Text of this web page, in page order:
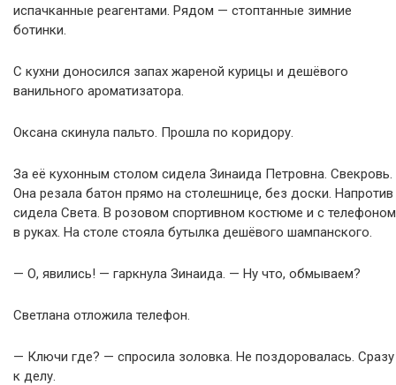
испачканные реагентами. Рядом — стоптанные зимние
ботинки.
С кухни доносился запах жареной курицы и дешёвого
ванильного ароматизатора.
Оксана скинула пальто. Прошла по коридору.
За её кухонным столом сидела Зинаида Петровна. Свекровь.
Она резала батон прямо на столешнице, без доски. Напротив
сидела Света. В розовом спортивном костюме и с телефоном
в руках. На столе стояла бутылка дешёвого шампанского.
— О, явились! — гаркнула Зинаида. — Ну что, обмываем?
Светлана отложила телефон.
— Ключи где? — спросила золовка. Не поздоровалась. Сразу
к делу.